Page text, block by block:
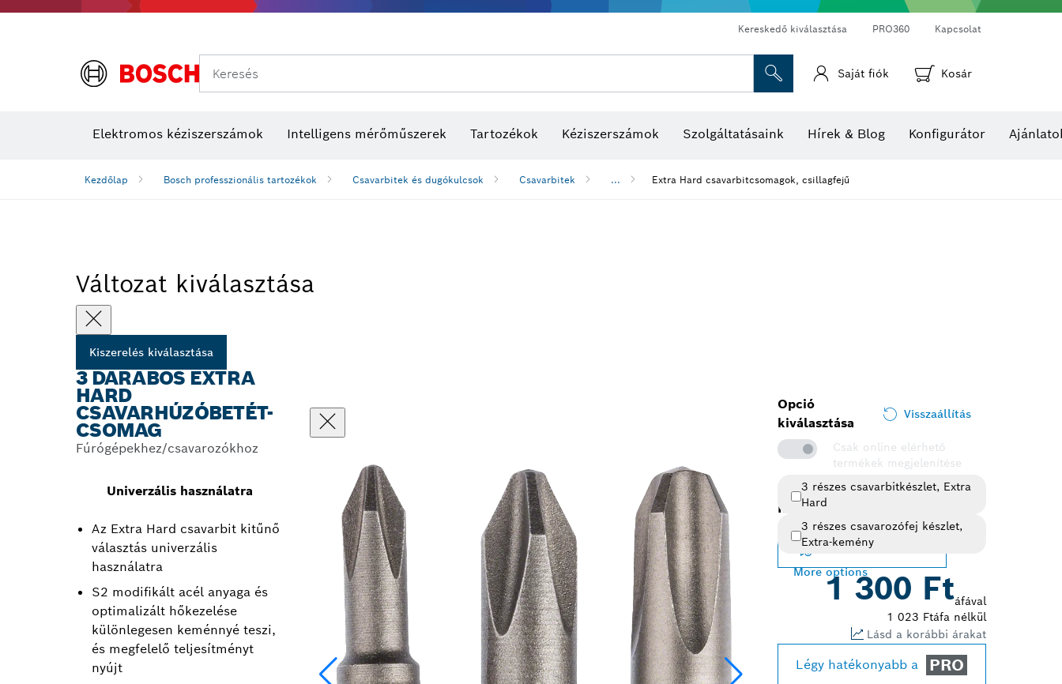
Kereskedő kiválasztása PRO360 Kapcsolat
Keresés Saját fiók Kosár
Elektromos kéziszerszámok Intelligens mérőműszerek Tartozékok Kéziszerszámok Szolgáltatásaink Hírek & Blog Konfigurátor
Kezdőlap Bosch professzionális tartozékok Csavarbitek és dugókulcsok Csavarbitek ... Extra Hard csavarbitcsomagok, csillagfejű
Változat kiválasztása
Kiszerelés kiválasztása
3 DARABOS EXTRA
HARD
CSAVARHÚZÓBETÉT-
CSOMAG
Fúrógépekhez/csavarozókhoz
Univerzális használatra
Az Extra Hard csavarbit kitűnő
választás univerzális
használatra
S2 modifikált acél anyaga és
optimalizált hőkezelése
különlegesen keménnyé teszi,
és megfelelő teljesítményt
nyújt
Opció
kiválasztása
Visszaállítás
Csak online elérhető
termékek megjelenítése
3 részes csavarbitkészlet, Extra
Hard
3 részes csavarozófej készlet,
Extra-kemény
More options
Kiválasztott változat
Változat módosítása
1 300 Ftáfával
1 023 Ftáfa nélkül
Lásd a korábbi árakat
Légy hatékonyabb a PRO